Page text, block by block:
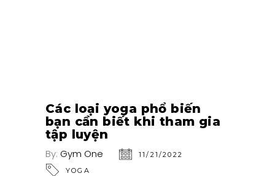
Các loại yoga phổ biến
bạn cần biết khi tham gia
tập luyện
By: Gym One
11/21/2022
YOGA